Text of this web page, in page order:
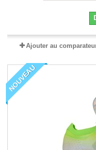
Ajouter au
NOUVEAU